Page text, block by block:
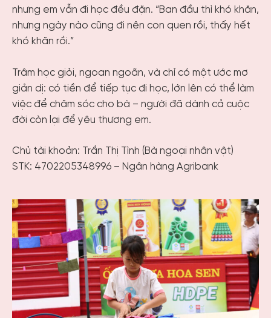
nhưng em vẫn đi học đều đặn. “Ban đầu thì khó khăn,
nhưng ngày nào cũng đi nên con quen rồi, thấy hết
khó khăn rồi.”
Trâm học giỏi, ngoan ngoãn, và chỉ có một ước mơ
giản dị: có tiền để tiếp tục đi học, lớn lên có thể làm
việc để chăm sóc cho bà – người đã dành cả cuộc
đời còn lại để yêu thương em.
Chủ tài khoản: Trần Thị Tình (Bà ngoại nhân vật)
STK: 4702205348996 – Ngân hàng Agribank